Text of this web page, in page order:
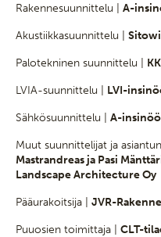
Rakennesuunnittelu | A-
Akustiikkasuunnittelu |
Palotekninen suunnittelu |
LVIA-suunnittelu | LVI-
Sähkösuunnittelu | A-
Muut suunnittelijat ja
Mastrandreas ja Pasi
Landscape Architecture Oy
Pääurakoitsija | JVR-
Puuosien toimittaja | CLT-